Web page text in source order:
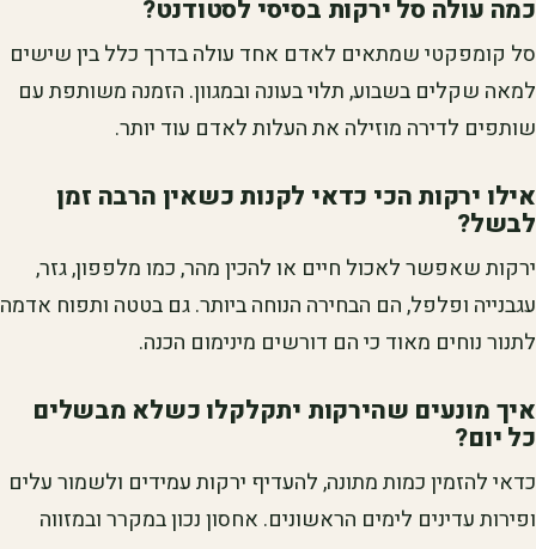
כמה עולה סל ירקות בסיסי לסטודנט?
סל קומפקטי שמתאים לאדם אחד עולה בדרך כלל בין שישים
למאה שקלים בשבוע, תלוי בעונה ובמגוון. הזמנה משותפת עם
שותפים לדירה מוזילה את העלות לאדם עוד יותר.
אילו ירקות הכי כדאי לקנות כשאין הרבה זמן
לבשל?
ירקות שאפשר לאכול חיים או להכין מהר, כמו מלפפון, גזר,
עגבנייה ופלפל, הם הבחירה הנוחה ביותר. גם בטטה ותפוח אדמה
לתנור נוחים מאוד כי הם דורשים מינימום הכנה.
איך מונעים שהירקות יתקלקלו כשלא מבשלים
כל יום?
כדאי להזמין כמות מתונה, להעדיף ירקות עמידים ולשמור עלים
ופירות עדינים לימים הראשונים. אחסון נכון במקרר ובמזווה